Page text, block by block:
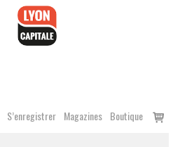
S’enregistrer Magazines Boutique
Voir